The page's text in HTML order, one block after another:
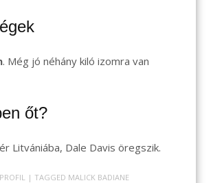
. Még jó néhány kiló izomra van
őt?
Litvániába, Dale Davis öregszik.
| TAGGED MALICK BADIANE